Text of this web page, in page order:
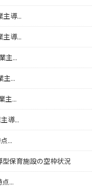
導...
導...
主...
主...
主...
導...
...
保育施設の空枠状況
...